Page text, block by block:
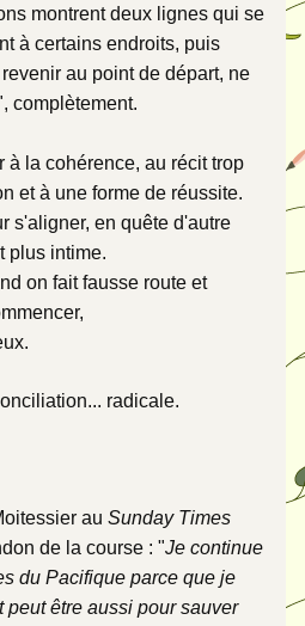
montrent deux lignes qui se
à certains endroits, puis
au point de départ, ne
complètement.
à la cohérence, au récit trop
et à une forme de réussite.
s'aligner, en quête d'autre
plus intime.
on fait fausse route et
radicale.
au
de la course : "Je continue
du Pacifique parce que je
peut être aussi pour sauver